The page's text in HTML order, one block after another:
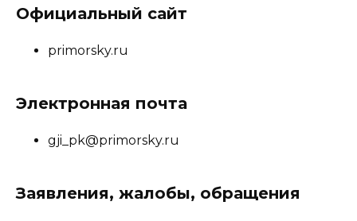
Официальный сайт
primorsky.ru
Электронная почта
gji_pk@primorsky.ru
Заявления, жалобы, обращения